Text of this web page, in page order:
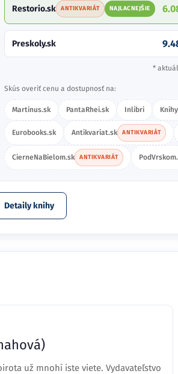
Restorio.sk ANTIKVARIÁT NAJLACNEJŠIE
Preskoly.sk
*
Skús overiť cenu a dostupnosť na:
Martinus.sk PantaRhei.sk Inlibri
Eurobooks.sk Antikvariat.sk ANTIKVARIÁT
CierneNaBielom.sk ANTIKVARIÁT
Detaily knihy
už mnohí iste viete. Vydavateľstvo